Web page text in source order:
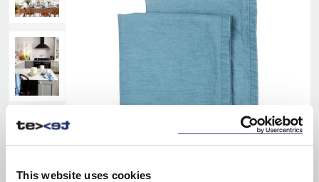
This website uses cookies